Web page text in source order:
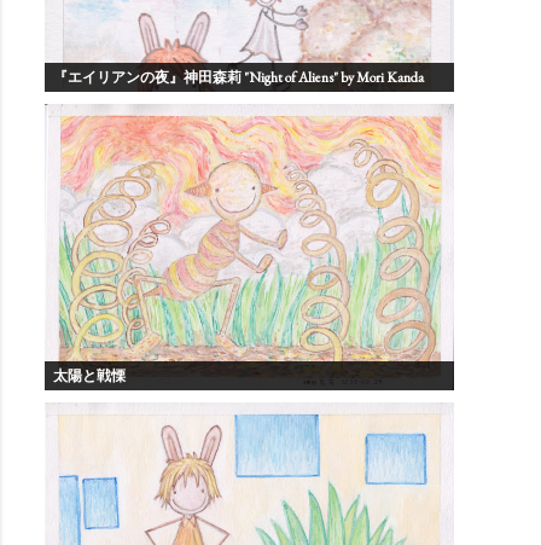
『エイリアンの夜』神田森莉 "Night of Aliens" by Mori Kanda
太陽と戦慄